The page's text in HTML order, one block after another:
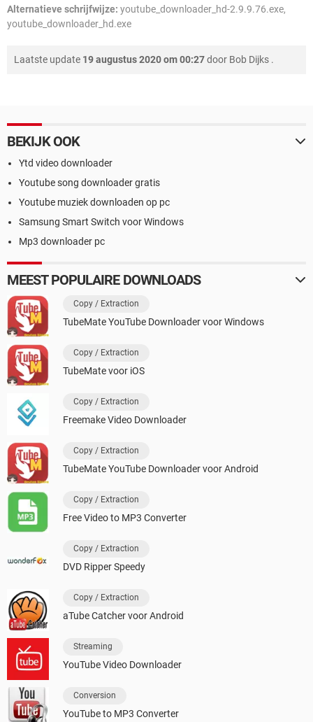
Alternatieve schrijfwijze: youtube_downloader_hd-2.9.9.76.exe,
youtube_downloader_hd.exe
Laatste update 19 augustus 2020 om 00:27door Bob Dijks .
BEKIJK OOK
Ytd video downloader
Youtube song downloader gratis
Youtube muziek downloaden op pc
Samsung Smart Switch voor Windows
Mp3 downloader pc
MEEST POPULAIRE DOWNLOADS
Copy / Extraction
TubeMate YouTube Downloader voor Windows
Copy / Extraction
TubeMate voor iOS
Copy / Extraction
Freemake Video Downloader
Copy / Extraction
TubeMate YouTube Downloader voor Android
Copy / Extraction
Free Video to MP3 Converter
Copy / Extraction
DVD Ripper Speedy
Copy / Extraction
aTube Catcher voor Android
Streaming
YouTube Video Downloader
Conversion
YouTube to MP3 Converter